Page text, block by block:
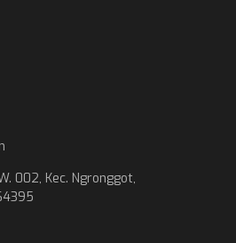
002, Kec. Ngronggot,